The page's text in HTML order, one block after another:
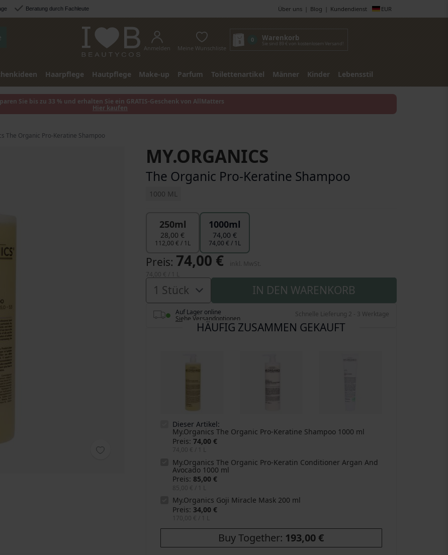
Beratung durch Fachleute EUR
Über uns Blog Kundendienst
Anmelden Meine Wunschliste
0 Warenkorb
Sie sind 89 € von kostenlosem Versand!
Haarpflege Hautpflege Make-up Parfum Toilettenartikel Männer Kinder Lebensstil
Sie bis zu 33 % und erhalten Sie ein GRATIS-Geschenk von AllMatters
Hier kaufen
The Organic Pro-Keratine Shampoo
MY.ORGANICS
The Organic Pro-Keratine Shampoo
1000 ML
250ml
28,00 €
112,00 € / 1L
1000ml
74,00 €
74,00 € / 1L
Preis 74,00 €
IN DEN WARENKORB
Auf Lager online
Siehe Versandoptionen
Schnelle Lieferung 2 - 3 Werktage
HÄUFIG ZUSAMMEN GEKAUFT
Dieser Artikel:
My.Organics The Organic Pro-Keratine Shampoo 1000 ml
Preis 74,00 €
My.Organics The Organic Pro-Keratin Conditioner Argan And
Avocado 1000 ml
Preis 85,00 €
My.Organics Goji Miracle Mask 200 ml
Preis 34,00 €
Buy Together: 193,00 €